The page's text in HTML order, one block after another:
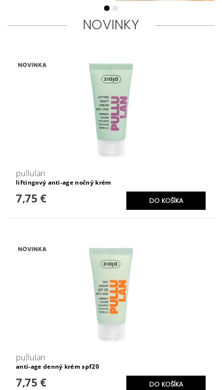
NOVINKY
pullulan
liftingový anti-age nočný krém
7,75 €
pullulan
anti-age denný krém spf20
7,75 €